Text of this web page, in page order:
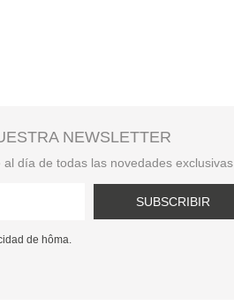
NEWSLETTER
día de todas las novedades exclusivas
SUBSCRIBIR
de hôma.